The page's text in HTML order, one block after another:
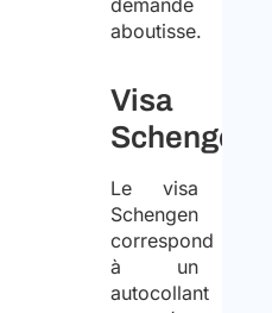
demande
aboutisse.
Visa
Schengen
Le visa
Schengen
correspond
à un
autocollant